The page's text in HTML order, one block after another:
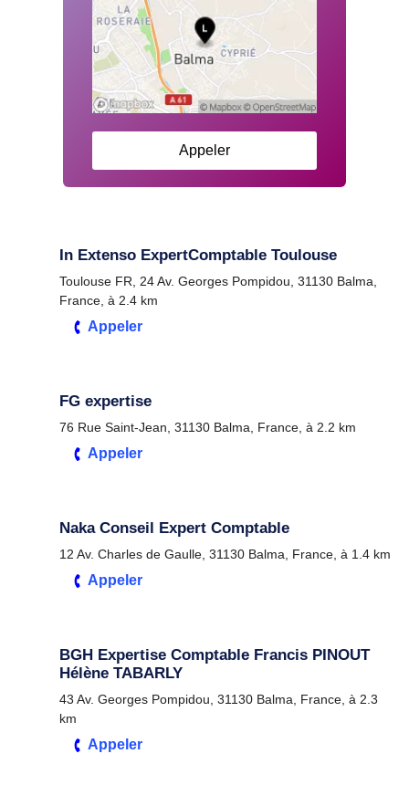
Appeler
In Extenso ExpertComptable Toulouse
Toulouse FR, 24 Av. Georges Pompidou, 31130 Balma,
France, à 2.4 km
Appeler
FG expertise
76 Rue Saint-Jean, 31130 Balma, France, à 2.2 km
Appeler
Naka Conseil Expert Comptable
12 Av. Charles de Gaulle, 31130 Balma, France, à 1.4 km
Appeler
BGH Expertise Comptable Francis PINOUT
Hélène TABARLY
43 Av. Georges Pompidou, 31130 Balma, France, à 2.3
km
Appeler